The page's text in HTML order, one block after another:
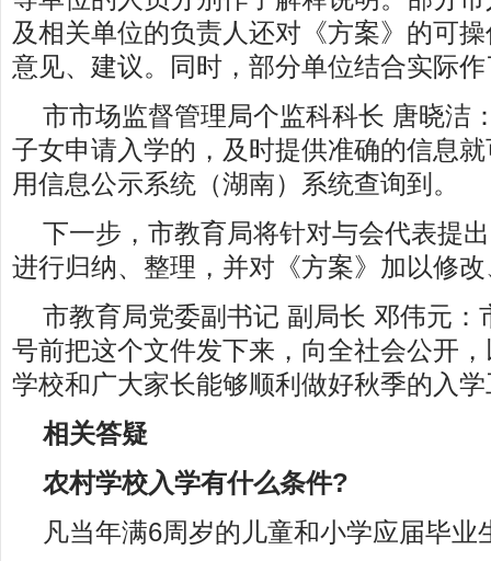
及相关单位的负责人还对《方案》的可
意见、建议。同时，部分单位结合实际
市市场监督管理局个监科科长 唐晓洁
子女申请入学的，及时提供准确的信息
用信息公示系统（湖南）系统查询到。
下一步，市教育局将针对与会代表提
进行归纳、整理，并对《方案》加以修
市教育局党委副书记 副局长 邓伟元：
号前把这个文件发下来，向全社会公开
学校和广大家长能够顺利做好秋季的入
相关答疑
农村学校入学有什么条件?
凡当年满6周岁的儿童和小学应届毕业